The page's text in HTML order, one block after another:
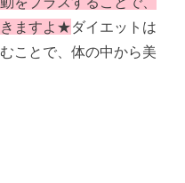
きますよ★ダイエットは
ことで、体の中から美